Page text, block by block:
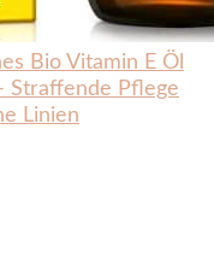
Bio Vitamin E Öl
Straffende Pflege
Linien